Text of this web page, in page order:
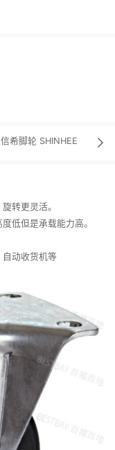
信希脚轮 SHINHEE 
转更灵活。
低但是承载能力高。
自动收货机等